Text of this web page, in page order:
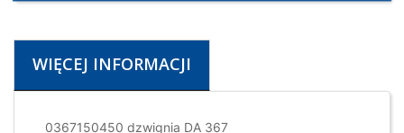
WIĘCEJ INFORMACJI
0367150450 dzwignia DA 367